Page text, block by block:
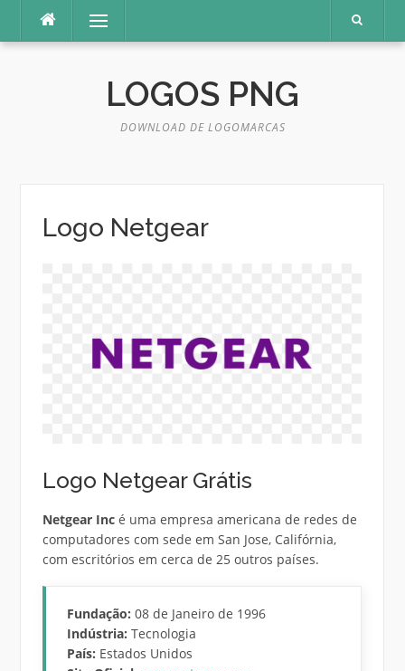
o
Menu
LOGOS PNG
DOWNLOAD DE LOGOMARCAS
Logo Netgear
Logo Netgear Grátis
Netgear Incé uma empresa americana de redes de
computadores com sede em San Jose, Califórnia,
com escritórios em cerca de 25 outros países.
Fundação: 08 de Janeiro de 1996
Indústria: Tecnologia
País: Estados Unidos